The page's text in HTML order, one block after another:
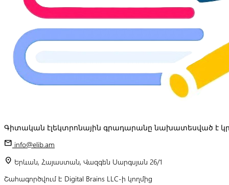
Գիտական էլեկտրոնային գրադարանը նախատեսված է
mail info@elib.am
location_on Երևան, Հայաստան, Վազգեն Սարգսյան 26/1
Շահագործվում է Digital Brains LLC-ի կողմից